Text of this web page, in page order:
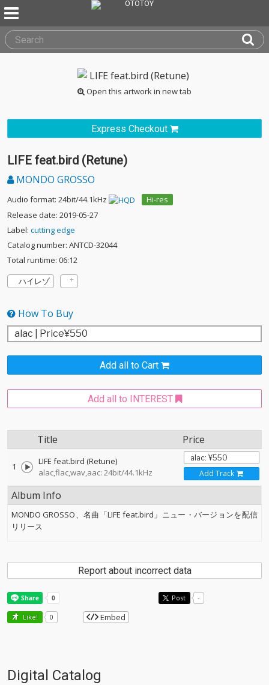
Open this artwork in new tab
Express Checkout
LIFE feat.bird (Retune)
MONDO GROSSO
Audio format: 24bit/44.1kHz
Hi-res
Release date: 2019-05-27
Label: cutting edge
Catalog number: ANTCD-32044
Total runtime: 06:12
ハイレゾ
How To Buy
Add all to Cart
Add all to INTEREST
Title Price
1
LIFE feat.bird (Retune)
alac,flac,wav,aac: 24bit/44.1kHz
Add Track
Album Info
MONDO GROSSO、名曲「LIFE feat.bird」ニュー・バージョンを配信
リリース
Report about incorrect data
Post -
Like! 0 Embed
Digital Catalog